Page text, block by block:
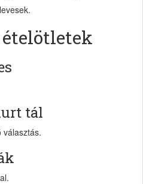
tál
választás.